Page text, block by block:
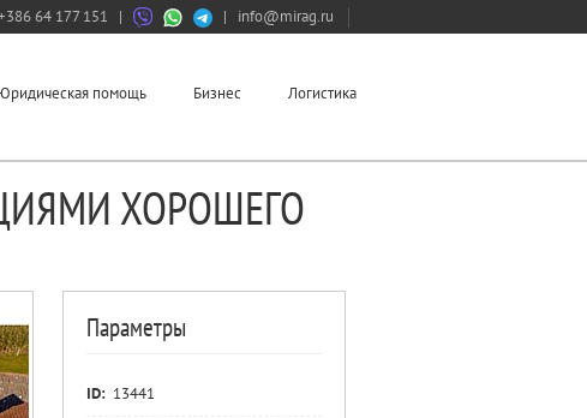
64 177 151 | | info@mirag.ru
помощь Бизнес Логистика
ХОРОШЕГО
Параметры
ID: 13441